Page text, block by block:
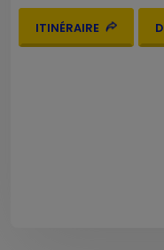
ITINÉRAIRE